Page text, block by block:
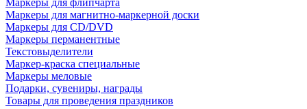
Маркеры для флипчарта
Маркеры для магнитно-маркерной доски
Маркеры для CD/DVD
Маркеры перманентные
Текстовыделители
Маркер-краска специальные
Маркеры меловые
Подарки, сувениры, награды
Товары для проведения праздников